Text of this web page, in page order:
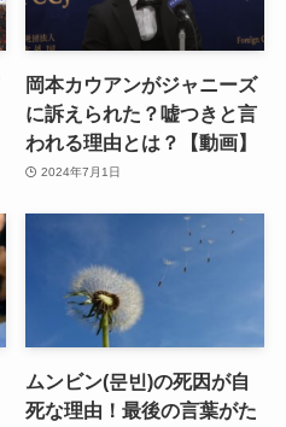
岡本カウアンがジャニーズ
に訴えられた？嘘つきと言
われる理由とは？【動画】
2024年7月1日
ムンビン(문빈)の死因が自
死な理由！最後の言葉がた